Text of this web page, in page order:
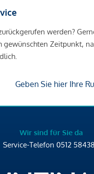
werden?
gewünschten Zeitpunkt,
Geben Sie hier Ihre
Wir sind für Sie da
Service-Telefon 0512